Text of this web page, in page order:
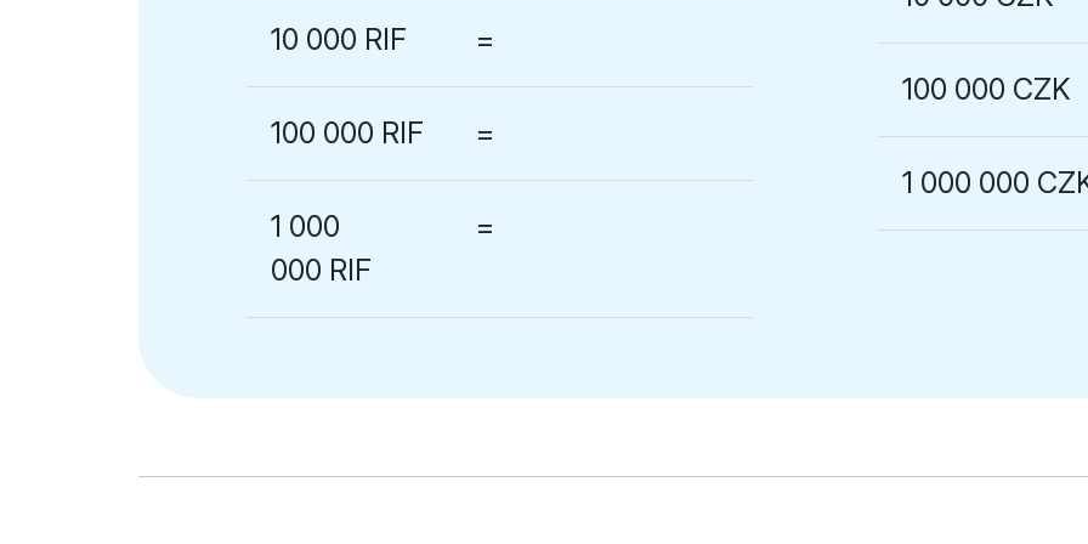
10 000 RIF =
100 000 RIF =
1 000
000 RIF
=
100 000 CZK
1 000 000